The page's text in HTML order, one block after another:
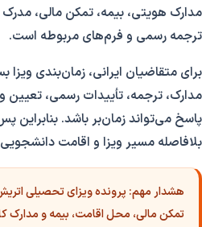
مدارک هویتی، بیمه، تمکن مالی،
ترجمه رسمی و فرم‌های مربوطه است.
برای متقاضیان ایرانی، زمان‌بندی
مدارک، ترجمه، تأییدات رسمی، تعیین
پاسخ می‌تواند زمان‌بر باشد. بنابراین
بلافاصله مسیر ویزا و اقامت
هشدار مهم: پرونده ویزای تحصیلی
تمکن مالی، محل اقامت، بیمه و مدارک